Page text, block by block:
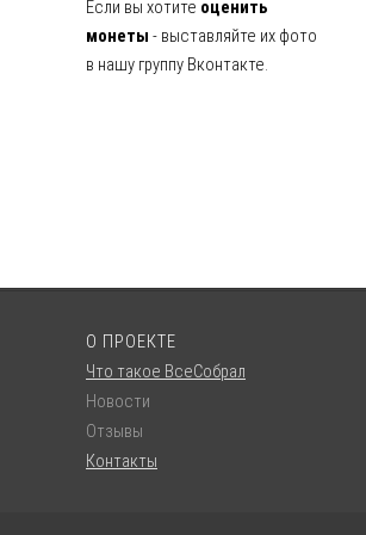
Если вы хотите оценить
монеты - выставляйте их фото
в нашу группу Вконтакте.
О ПРОЕКТЕ
Что такое ВсеСобрал
Новости
Отзывы
Контакты